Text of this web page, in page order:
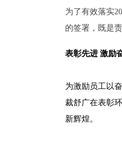
为了有效落实
的签署，既是
表彰先进 激励
为激励员工以
裁舒广在表彰
新辉煌。